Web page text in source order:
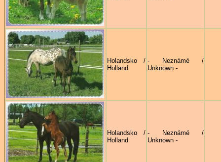
Holandsko /
Holland
- Neznámé /
Unknown -
Holandsko /
Holland
- Neznámé /
Unknown -